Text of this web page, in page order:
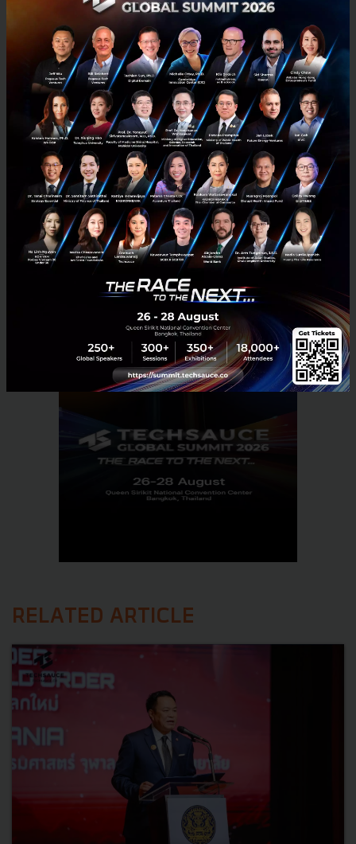
การควบคุมหุ่นยนต์ด้วยความคิดแบบไม่ต้องฝังอุปกรณ์
อาจกลายเป็นเครื่องมือสำคัญที่ช่วยให้ผู้พิการกลับมาใช้
ชีวิตอย่างมั่นใจอีกครั้งและในอนาคต..ใครจะรู้ว่าเราอาจ
พิมพ์งาน หรือเล่นเปียโน ด้วยแค่ “การคิด” ก็เป็นได้
อ้างอิง:cmu
News bci มือหุ่ยนต์ carnegie-mellon
No comment
RELATED ARTICLE